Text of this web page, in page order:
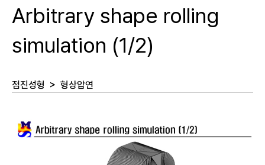
Arbitrary shape rolling
simulation (1/2)
점진성형 > 형상압연